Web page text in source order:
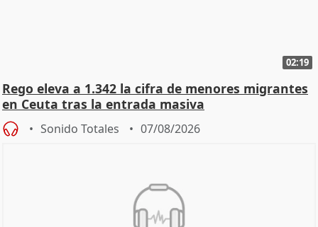
02:19
Rego eleva a 1.342 la cifra de menores migrantes
en Ceuta tras la entrada masiva
Sonido Totales 07/08/2026